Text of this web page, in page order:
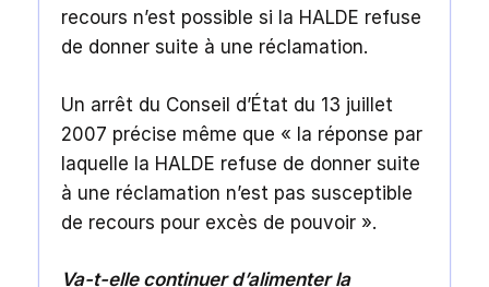
recours n’est possible si la HALDE refuse
de donner suite à une réclamation.
Un arrêt du Conseil d’État du 13 juillet
2007 précise même que « la réponse par
laquelle la HALDE refuse de donner suite
à une réclamation n’est pas susceptible
de recours pour excès de pouvoir ».
Va-t-elle continuer d’alimenter la